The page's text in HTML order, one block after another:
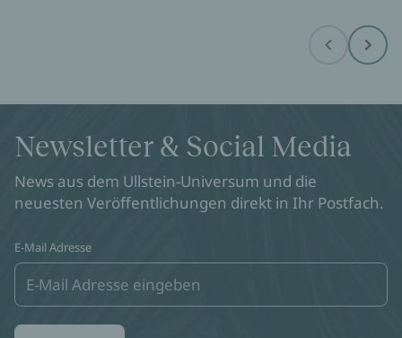
Before Next
Newsletter & Social Media
News aus dem Ullstein-Universum und die
neuesten Veröffentlichungen direkt in Ihr Postfach.
E-Mail Adresse